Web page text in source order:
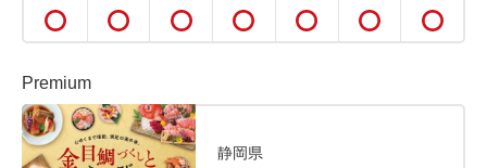
【早宿45】45日前のご予約でお
得！1泊2食付 基本バイキングプラ
ン
Premium
静岡県